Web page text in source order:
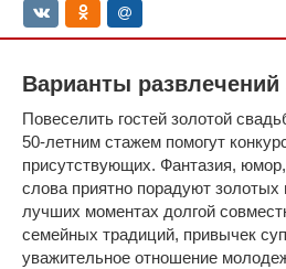
Варианты развлечений
Повеселить гостей золотой
50-летним стажем помогут
присутствующих. Фантазия,
слова приятно порадуют
лучших моментах долгой
семейных традиций, привычек
уважительное отношение